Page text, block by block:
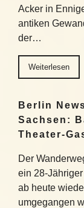
Acker in
antiken
der…
Weiterlesen
Berlin
Sachsen:
Theater-
Der
ein 28-
ab heute
umgegangen